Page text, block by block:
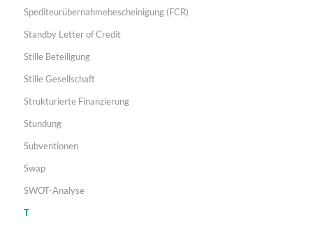
Spediteurübernahmebescheinigung (FCR)
Standby Letter of Credit
Stille Beteiligung
Stille Gesellschaft
Strukturierte Finanzierung
Stundung
Subventionen
Swap
SWOT-Analyse
T